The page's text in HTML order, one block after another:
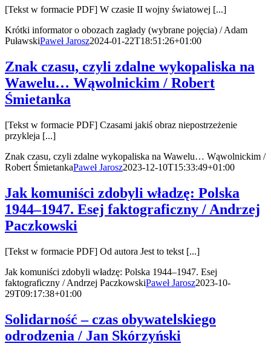
[Tekst w formacie PDF] W czasie II wojny światowej [...]
Krótki informator o obozach zagłady (wybrane pojęcia) / Adam
PuławskiPaweł Jarosz2024-01-22T18:51:26+01:00
Znak czasu, czyli zdalne wykopaliska na
Wawelu… Wąwolnickim / Robert
Śmietanka
[Tekst w formacie PDF] Czasami jakiś obraz niepostrzeżenie
przykleja [...]
Znak czasu, czyli zdalne wykopaliska na Wawelu… Wąwolnickim /
Robert ŚmietankaPaweł Jarosz2023-12-10T15:33:49+01:00
Jak komuniści zdobyli władzę: Polska
1944–1947. Esej faktograficzny / Andrzej
Paczkowski
[Tekst w formacie PDF] Od autora Jest to tekst [...]
Jak komuniści zdobyli władzę: Polska 1944–1947. Esej
faktograficzny / Andrzej PaczkowskiPaweł Jarosz2023-10-
29T09:17:38+01:00
Solidarność – czas obywatelskiego
odrodzenia / Jan Skórzyński